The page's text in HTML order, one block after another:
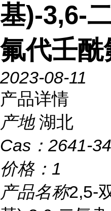
基)-3,6-
氟代壬酰
2023-08-11
产品详情
产地 湖北
Cas： 2641-
价格： 1
产品名称2,5-